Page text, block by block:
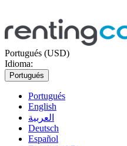
Portugués (USD)
Idioma:
Portugués
Portugués
English
العربية
Deutsch
Español